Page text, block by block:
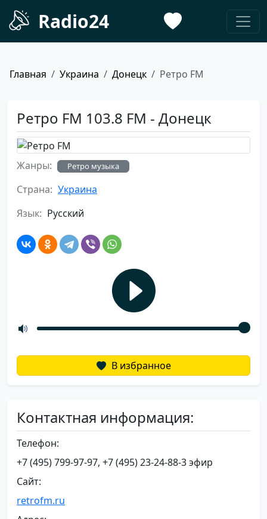
Radio24
Главная Украина Донецк Ретро FM
Ретро FM 103.8 FM - Донецк
Жанры: Ретро музыка
Страна: Украина
Язык: Русский
В избранное
Контактная информация:
Телефон:
+7 (495) 799-97-97, +7 (495) 23-24-88-3 эфир
Сайт:
retrofm.ru